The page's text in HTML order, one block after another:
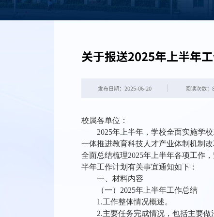
关于报送2025年上半年
发布日期：2025-06-20 阅读次数：
校属各单位：
2025年上半年，学校全面实施学校
一体推进教育科技人才产业体制机制改
全面总结梳理2025年上半年各项工作
半年工作计划有关事宜通知如下：
一、材料内容
（一） 2025年上半年工作总结
1.工作整体情况概述。
2.主要任务完成情况，包括主要做